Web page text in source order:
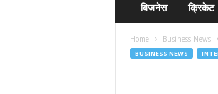
बिजनेस क्रिकेट
Home Business News
BUSINESS NEWS